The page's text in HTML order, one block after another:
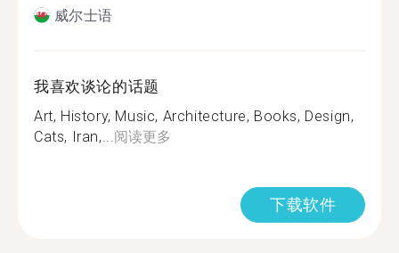
威尔士语
我喜欢谈论的话题
Art, History, Music, Architecture, Books, Design,
Cats, Iran,... 阅读更多
下载软件